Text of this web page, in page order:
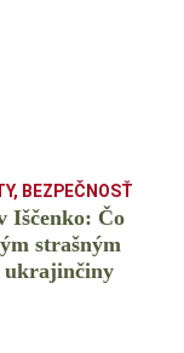
, BEZPEČNOSŤ
Iščenko: Čo
strašným
ukrajinčiny